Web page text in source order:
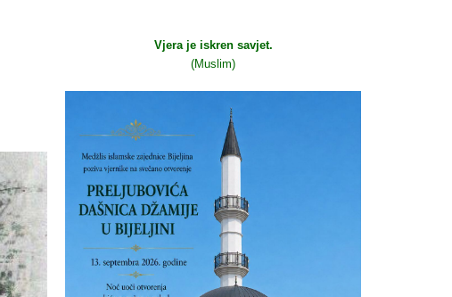
Vjera je iskren savjet.
(Muslim)